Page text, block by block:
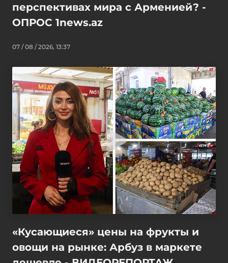
перспективах мира с Арменией? -
ОПРОС 1news.az
07 / 08 / 2026, 13:37
«Кусающиеся» цены на фрукты и
овощи на рынке: Арбуз в маркете